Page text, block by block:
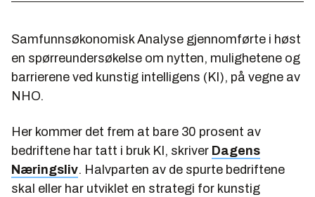
Samfunnsøkonomisk Analyse gjennomførte i høst
en spørreundersøkelse om nytten, mulighetene og
barrierene ved kunstig intelligens (KI), på vegne av
NHO.
Her kommer det frem at bare 30 prosent av
bedriftene har tatt i bruk KI, skriver Dagens
Næringsliv. Halvparten av de spurte bedriftene
skal eller har utviklet en strategi for kunstig